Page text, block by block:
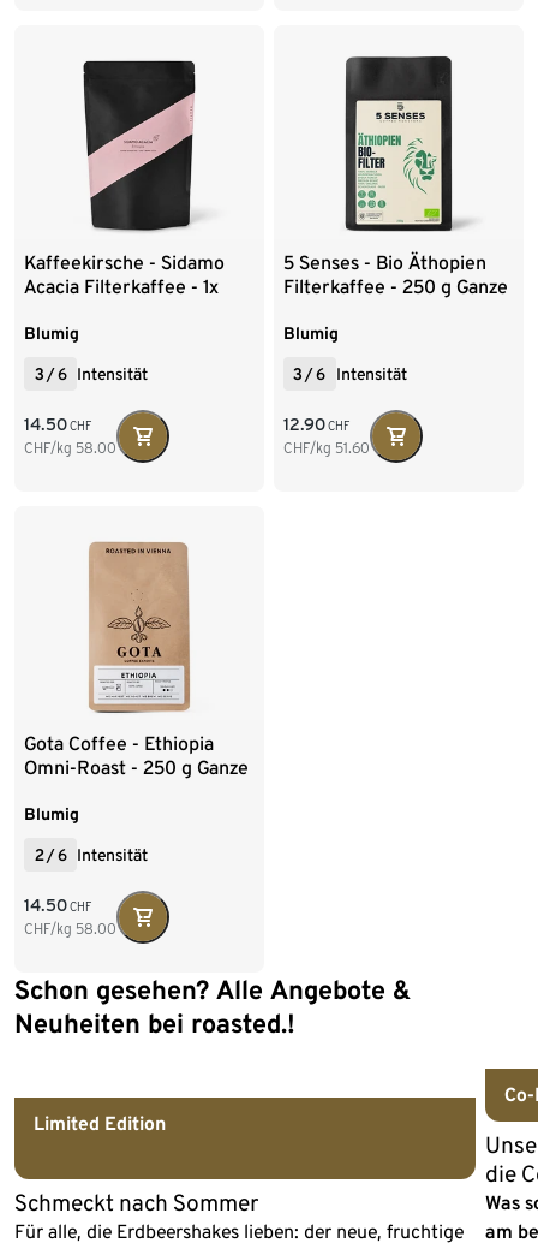
Kaffeekirsche - Sidamo
Acacia Filterkaffee - 1x
Blumig
3/6 Intensität
14.50CHF
CHF/kg 58.00
5 Senses - Bio Äthopien
Filterkaffee - 250 g Ganze
Blumig
3 /6 Intensität
12.90CHF
CHF/kg 51.60
Gota Coffee - Ethiopia
Omni-Roast - 250 g Ganze
Blumig
2/6 Intensität
14.50CHF
CHF/kg 58.00
Schon gesehen? Alle Angebote &
Neuheiten bei roasted.!
Neu
Limited Edition
Schmeckt nach Sommer
Für alle, die Erdbeershakes lieben: der neue, fruchtige
die
Was
am
Ende der Auflistung